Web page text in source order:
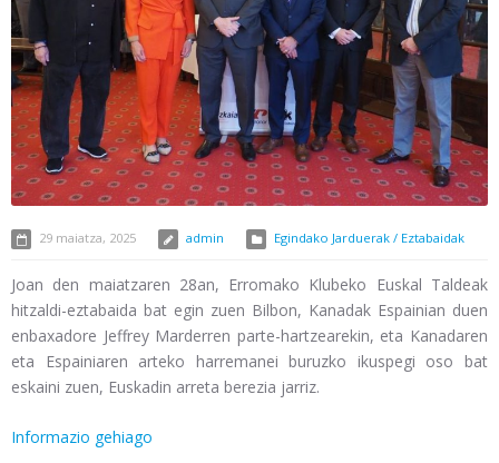
29 maiatza, 2025 admin Egindako Jarduerak / Eztabaidak
Joan den maiatzaren 28an, Erromako Klubeko Euskal Taldeak
hitzaldi-eztabaida bat egin zuen Bilbon, Kanadak Espainian duen
enbaxadore Jeffrey Marderren parte-hartzearekin, eta Kanadaren
eta Espainiaren arteko harremanei buruzko ikuspegi oso bat
eskaini zuen, Euskadin arreta berezia jarriz.
Informazio gehiago